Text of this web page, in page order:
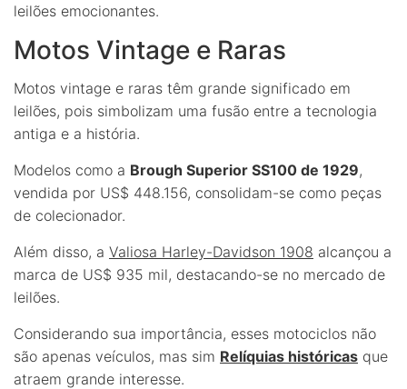
leilões emocionantes.
Motos Vintage e Raras
Motos vintage e raras têm grande significado em
leilões, pois simbolizam uma fusão entre a tecnologia
antiga e a história.
Modelos como a Brough Superior SS100 de 1929,
vendida por US$ 448.156, consolidam-se como peças
de colecionador.
Além disso, a Valiosa Harley-Davidson 1908 alcançou a
marca de US$ 935 mil, destacando-se no mercado de
leilões.
Considerando sua importância, esses motociclos não
são apenas veículos, mas sim Relíquias históricas que
atraem grande interesse.